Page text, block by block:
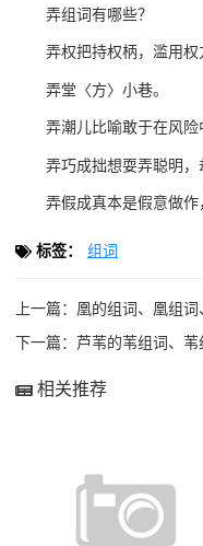
弄组词有哪些？
弄权把持权柄，滥用权
弄堂〈方〉小巷。
弄潮儿比喻敢于在风险
弄巧成拙想耍弄聪明，
弄假成真本是假意做作
标签： 组词
上一篇： 凰的组词、凰组
下一篇： 芦苇的苇组词、
相关推荐